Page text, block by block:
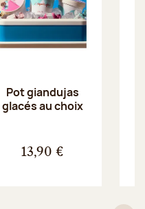
Pot giandujas
glacés au choix
13,90 €